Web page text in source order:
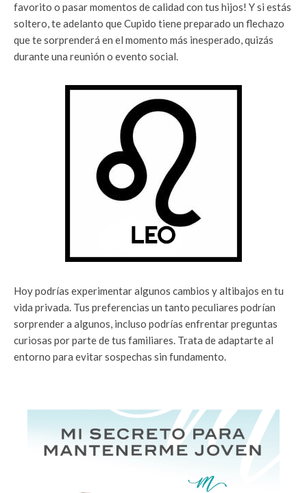
favorito o pasar momentos de calidad con tus hijos! Y si estás
soltero, te adelanto que Cupido tiene preparado un flechazo
que te sorprenderá en el momento más inesperado, quizás
durante una reunión o evento social.
Hoy podrías experimentar algunos cambios y altibajos en tu
vida privada. Tus preferencias un tanto peculiares podrían
sorprender a algunos, incluso podrías enfrentar preguntas
curiosas por parte de tus familiares. Trata de adaptarte al
entorno para evitar sospechas sin fundamento.